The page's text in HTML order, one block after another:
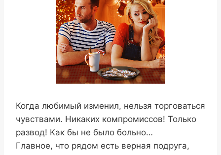
Когда любимый изменил, нельзя торговаться
чувствами. Никаких компромиссов! Только
развод! Как бы не было больно…
Главное, что рядом есть верная подруга,